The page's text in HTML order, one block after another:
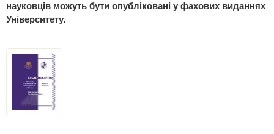
науковців можуть бути опубліковані у фахових виданнях
Університету.